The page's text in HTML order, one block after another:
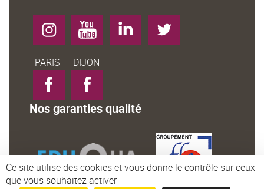
Ce site utilise des cookies et vous donne le contrôle sur ceux
que vous souhaitez activer
InstagramYouTube LinkedIn Twitter
Facebook-
PARIS
Facebook-
DIJON
Nos garanties qualité